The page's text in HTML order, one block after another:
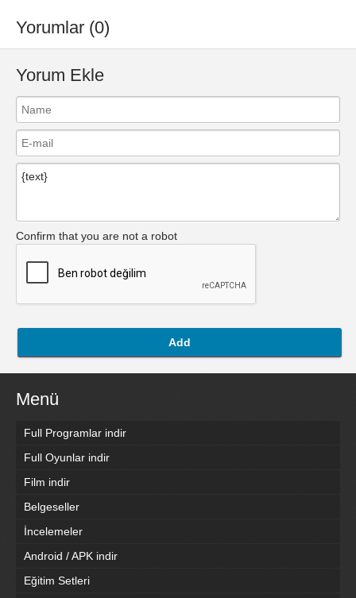
Yorumlar (0)
Yorum Ekle
Confirm that you are not a robot
Add
Menü
Full Programlar indir
Full Oyunlar indir
Film indir
Belgeseller
İncelemeler
Android / APK indir
Eğitim Setleri